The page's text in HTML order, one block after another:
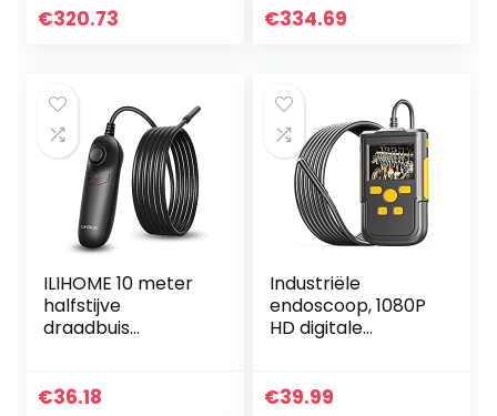
Borescope Met 6
€320.73
100-240 V Hoge
€334.69
ILIHOME 10 meter
halfstijve
draadbuis
endoscoop
€36.18
Industriële
endoscoop, 1080P
HD digitale
met IP67
€39.99